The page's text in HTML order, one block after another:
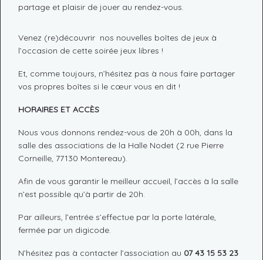
partage et plaisir de jouer au rendez-vous.
Venez (re)découvrir nos nouvelles boîtes de jeux à
l’occasion de cette soirée jeux libres !
Et, comme toujours, n’hésitez pas à nous faire partager
vos propres boîtes si le cœur vous en dit !
HORAIRES ET ACCÈS
Nous vous donnons rendez-vous de 20h à 00h, dans la
salle des associations de la Halle Nodet (2 rue Pierre
Corneille, 77130 Montereau).
Afin de vous garantir le meilleur accueil, l’accès à la salle
n’est possible qu’à partir de 20h.
Par ailleurs, l’entrée s’effectue par la porte latérale,
fermée par un digicode.
N’hésitez pas à contacter l’association au 07 43 15 53 23